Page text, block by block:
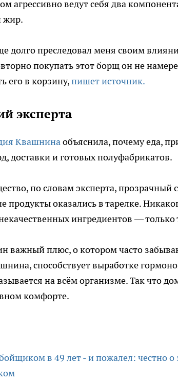
агрессивно ведут себя два
жир.
долго преследовал меня своим
покупать этот борщ он не
его в корзину,пишет источник.
эксперта
Квашнинаобъяснила, почему еда,
доставки и готовых полуфабрикатов.
по словам эксперта, прозрачный
продукты оказались в тарелке.
ингредиентов —
важный плюс, о котором часто
способствует выработке
на всём организме. Так что
комфорте.
в 49 лет - и пожалел: честно